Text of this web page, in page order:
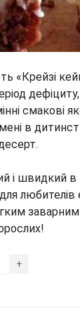
«Крейзі
смакові
в
і швидкий в
+